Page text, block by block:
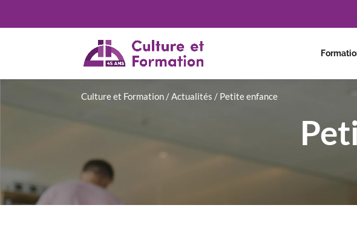
Culture et Formation /Actualités / Petite enfance